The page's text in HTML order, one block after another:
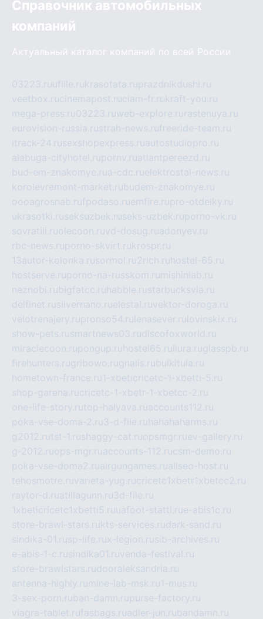
Справочник автомобильных
компаний
Актуальный каталог компаний по всей России
03223.ruufille.rukrasotata.ruprazdnikdushi.ru
veetbox.rucinemapost.ruciam-fr.rukraft-you.ru
mega-press.ru03223.ruweb-explore.ru rastenuya.ru
eurovision-russia.rustrah-news.rufreeride-team.ru
itrack-24.rusexshopexpress.ruautostudiopro.ru
alabuga-cityhotel.rupornv.ruatlantpereezd.ru
bud-em-znakomye.rua-cdc.ruelektrostal-news.ru
korolevremont-market.rubudem-znakomye.ru
oooagrosnab.rufpodaso.ruemfire.rupro-otdelky.ru
ukrasotki.ruseksuzbek.ruseks-uzbek.ruporno-vk.ru
sovratili.ruolecoon.ruvd-dosug.ruadonyev.ru
rbc-news.ruporno-skvirt.rukrospr.ru
13autor-kolonka.rusormol.ru2rich.ru hostel-65.ru
hostserve.ruporno-na-russkom.ru mishinlab.ru
neznobi.rubigfatcc.ru habble.rustarbucksvia.ru
delfinet.rusilvernano.ruelestal.ruvektor-doroga.ru
velotrenajery.rupronso54.ru lenasever.ru lovinskix.ru
show-pets.rusmartnews03.rudiscofoxworld.ru
miraclecoon.rupongup.ru hostel65.ru liura.ruglasspb.ru
firehunters.rugribowo.rugnalis.rubulkitula.ru
hometown-france.ru1-xbeticricetc-1-xbetti-5.ru
shop-garena.rucricetc-1-xbetr-1-xbetcc-2.ru
one-life-story.rutop-halyava.ruaccounts112.ru
poka-vse-doma-2.ru3-d-file.ru hahahaharms.ru
g2012.rutst-1.rushaggy-cat.ruopsmgr.ruev-gallery.ru
g-2012.ruops-mgr.ruaccounts-112.rucsm-demo.ru
poka-vse-doma2.ruairgungames.ruallseo-host.ru
tehosmotre.ruvarieta-yug.rucricetc1xbetr1xbetcc2.ru
raytor-d.ruatillagunn.ru3d-file.ru
1xbeticricetc1xbetti5.ruuafoot-statti.rue-abis1c.ru
store-brawl-stars.rukts-services.rudark-sand.ru
sindika-01.rusp-life.rux-legion.rusib-archives.ru
e-abis-1-c.rusindika01.ruvenda-festival.ru
store-brawlstars.rudooraleksandria.ru
antenna-highly.ru mine-lab-msk.ru1-mus.ru
3-sex-porn.ruban-damn.rupurse-factory.ru
viagra-tablet.rufasbags.ruadler-jun.rubandamn.ru